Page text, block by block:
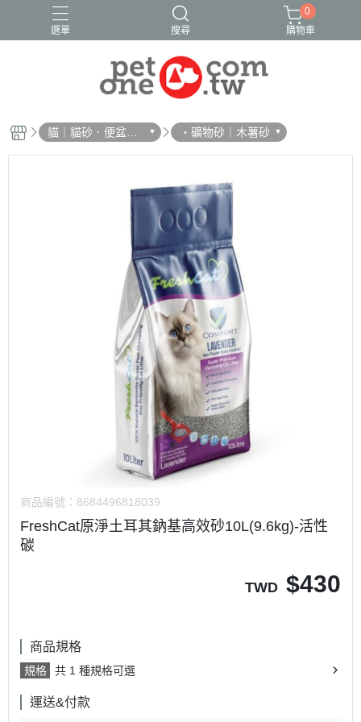
選單 搜尋
0
購物車
貓｜貓砂．便盆・
貓鏟
・礦物砂｜木薯砂
商品編號： 8684496818039
FreshCat原淨土耳其鈉基高效砂10L(9.6kg)-活性
碳
TWD $430
商品規格
規格 共 1 種規格可選
運送&付款